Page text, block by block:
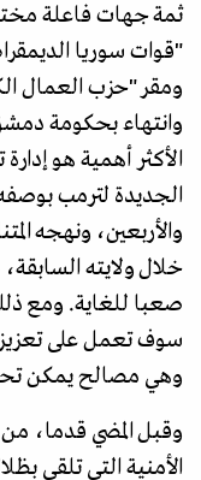
ثمة جهات فاعلة
"قوات سوريا
ومقر "حزب العمال
وانتهاء بحكومة
الأكثر أهمية هو
الجديدة لترمب
والأربعين، ونهجه
خلال ولايته
صعبا للغاية. ومع
سوف تعمل على تعزيز
وهي مصالح يمكن
وقبل المضي قدما،
الأمنية التي تلقي